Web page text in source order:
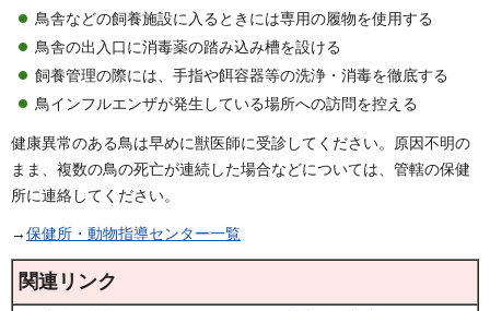
鳥舎などの飼養施設に入るときには専用の履物を使用する
鳥舎の出入口に消毒薬の踏み込み槽を設ける
飼養管理の際には、手指や餌容器等の洗浄・消毒を徹底する
鳥インフルエンザが発生している場所への訪問を控える
健康異常のある鳥は早めに獣医師に受診してください。原因不明の
まま、複数の鳥の死亡が連続した場合などについては、管轄の保健
所に連絡してください。
→保健所・動物指導センター一覧
関連リンク